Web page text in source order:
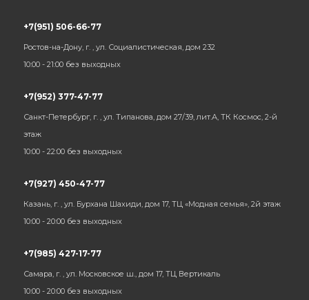
+7(951) 506-66-77
Ростов-на-Дону, г. , ул. Социалистическая, дом 232
10:00 - 21:00 без выходных
+7(952) 377-47-77
Санкт-Петербург, г. , ул. Типанова, дом 27/39, лит.А, ТК Космос, 2-й
этаж
10:00 - 22:00 без выходных
+7(927) 450-47-77
Казань, г. , ул. Бурхана Шахиди, дом 17, ТЦ «Модная семья», 2й этаж
10:00 - 20:00 без выходных
+7(985) 427-17-77
Самара, г. , ул. Московское ш., дом 17, ТЦ Вертикаль
10:00 - 20:00 без выходных